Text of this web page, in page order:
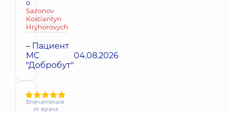
о:
Sazonov
Kostiantyn
Hryhorovych
– Пациент
МС
"Добробут"
04.08.2026
Впечатление
от врача